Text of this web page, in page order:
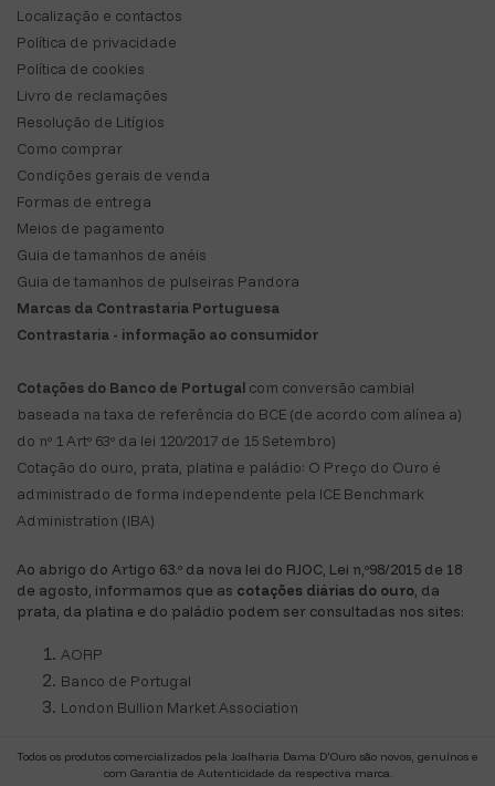
Localização e contactos
Política de privacidade
Política de cookies
Livro de reclamações
Resolução de Litígios
Como comprar
Condições gerais de venda
Formas de entrega
Meios de pagamento
Guia de tamanhos de anéis
Guia de tamanhos de pulseiras Pandora
Marcas da Contrastaria Portuguesa
Contrastaria - informação ao consumidor
Cotações do Banco de Portugal com conversão cambial
baseada na taxa de referência do BCE (de acordo com alínea a)
do nº 1 Artº 63º da lei 120/2017 de 15 Setembro)
Cotação do ouro, prata, platina e paládio: O Preço do Ouro é
administrado de forma independente pela ICE Benchmark
Administration (IBA)
Ao abrigo do Artigo 63.º da nova lei do RJOC, Lei n,º98/2015 de 18
de agosto, informamos que as cotações diárias do ouro, da
prata, da platina e do paládio podem ser consultadas nos sites:
AORP
Banco de Portugal
London Bullion Market Association
Todos os produtos comercializados pela Joalharia Dama D'Ouro são novos, genuínos e
com Garantia de Autenticidade da respectiva marca.